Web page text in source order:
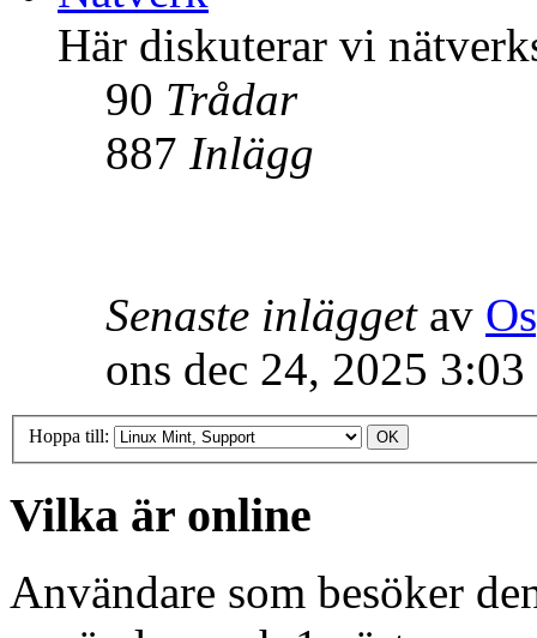
Här diskuterar vi
90 Trådar
887 Inlägg
Senaste inläggetav
ons dec 24, 2025
Hoppa till:
Vilka är online
Användare som besöker